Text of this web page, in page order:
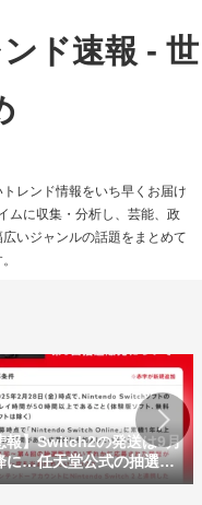
ド速報 - 世
レンド情報をいち早くお届け
ムに収集・分析し、芸能、政
いジャンルの話題をまとめて
報】Switch2の発送は9月
に…任天堂公式の抽選方
不満の声相次ぐ